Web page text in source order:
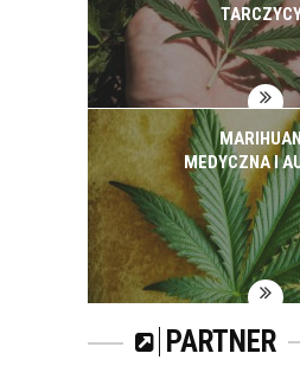
MEDYCZNA I
PARTNER